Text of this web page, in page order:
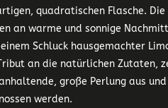
quadratischen Flasche. Die
an warme und sonnige
Schluck hausgemachter
an die natürlichen Zutaten,
große Perlung aus
werden.